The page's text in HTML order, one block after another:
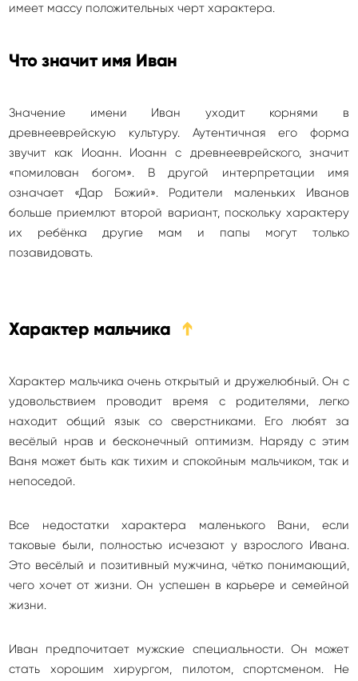
имеет массу положительных черт характера.
Что значит имя Иван
Значение имени Иван уходит корнями в
древнееврейскую культуру. Аутентичная его форма
звучит как Иоанн. Иоанн с древнееврейского, значит
«помилован богом». В другой интерпретации имя
означает «Дар Божий». Родители маленьких Иванов
больше приемлют второй вариант, поскольку характеру
их ребёнка другие мам и папы могут только
позавидовать.
Характер мальчика ➔
Характер мальчика очень открытый и дружелюбный. Он с
удовольствием проводит время с родителями, легко
находит общий язык со сверстниками. Его любят за
весёлый нрав и бесконечный оптимизм. Наряду с этим
Ваня может быть как тихим и спокойным мальчиком, так и
непоседой.
Все недостатки характера маленького Вани, если
таковые были, полностью исчезают у взрослого Ивана.
Это весёлый и позитивный мужчина, чётко понимающий,
чего хочет от жизни. Он успешен в карьере и семейной
жизни.
Иван предпочитает мужские специальности. Он может
стать хорошим хирургом, пилотом, спортсменом. Не